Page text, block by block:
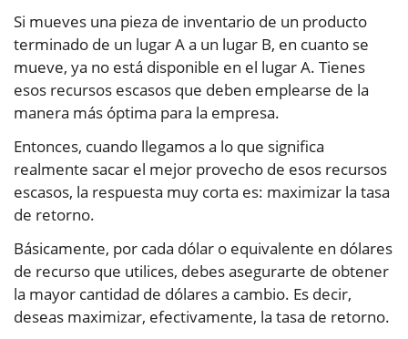
Si mueves una pieza de inventario de un producto
terminado de un lugar A a un lugar B, en cuanto se
mueve, ya no está disponible en el lugar A. Tienes
esos recursos escasos que deben emplearse de la
manera más óptima para la empresa.
Entonces, cuando llegamos a lo que significa
realmente sacar el mejor provecho de esos recursos
escasos, la respuesta muy corta es: maximizar la tasa
de retorno.
Básicamente, por cada dólar o equivalente en dólares
de recurso que utilices, debes asegurarte de obtener
la mayor cantidad de dólares a cambio. Es decir,
deseas maximizar, efectivamente, la tasa de retorno.